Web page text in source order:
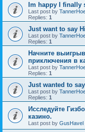
Im happy I finally
Last post by
Replies: 1
Just want to say
Last post by
Replies: 1
Начните
приключения в
Last post by
Replies: 1
Just wanted to
Last post by
Replies: 1
Исследуйте
казино.
Last post by GusHavel